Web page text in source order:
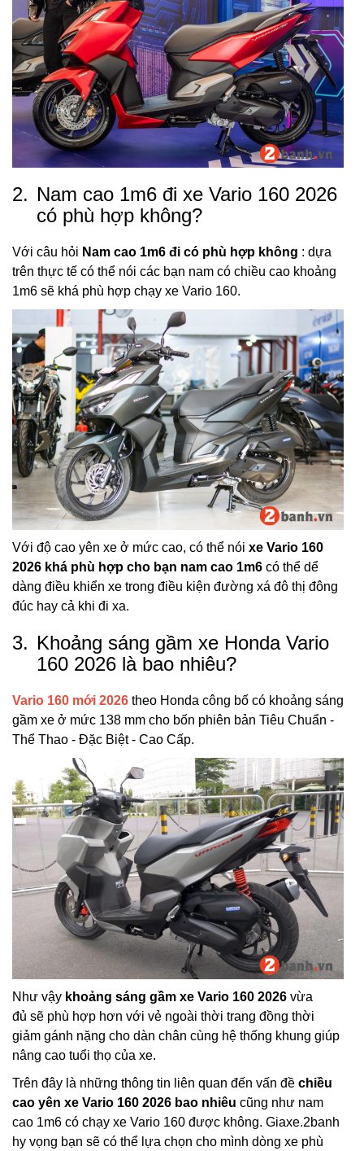
2. Nam cao 1m6 đi xe Vario 160 2026
có phù hợp không?
Với câu hỏi Nam cao 1m6 đi có phù hợp không : dựa
trên thực tế có thể nói các bạn nam có chiều cao khoảng
1m6 sẽ khá phù hợp chạy xe Vario 160.
Với độ cao yên xe ở mức cao, có thể nói xe Vario 160
2026 khá phù hợp cho bạn nam cao 1m6 có thể dể
dàng điều khiển xe trong điều kiện đường xá đô thị đông
đúc hay cả khi đi xa.
3. Khoảng sáng gầm xe Honda Vario
160 2026 là bao nhiêu?
Vario 160 mới 2026 theo Honda công bố có khoảng sáng
gầm xe ở mức 138 mm cho bốn phiên bản Tiêu Chuẩn -
Thể Thao - Đặc Biệt - Cao Cấp.
Như vậy khoảng sáng gầm xe Vario 160 2026 vừa
đủ sẽ phù hợp hơn với vẻ ngoài thời trang đồng thời
giảm gánh nặng cho dàn chân cùng hệ thống khung giúp
nâng cao tuổi thọ của xe.
Trên đây là những thông tin liên quan đến vấn đề chiều
cao yên xe Vario 160 2026 bao nhiêu cũng như nam
cao 1m6 có chạy xe Vario 160 được không. Giaxe.2banh
hy vọng bạn sẽ có thể lựa chọn cho mình dòng xe phù